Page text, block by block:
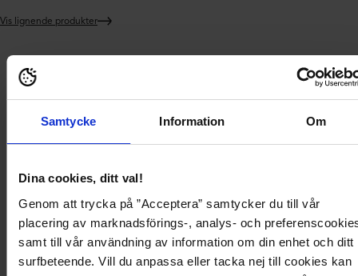
Samtycke Information Om
Dina cookies, ditt val!
Genom att trycka på ”Acceptera” samtycker du till vår
placering av marknadsförings-, analys- och
samt till vår användning av information om din enhet och ditt
surfbeteende. Vill du anpassa eller tacka nej till cookies kan
Vis lignende produkter
handlekurven
Produktbeskrivelse
Levering og
betaling
- Lukning med knapper
- Foret
- Lengde fra skulderen bak: 80 cm i størrelse S
Modellen bruker størrelse S og er 175 cm høy.